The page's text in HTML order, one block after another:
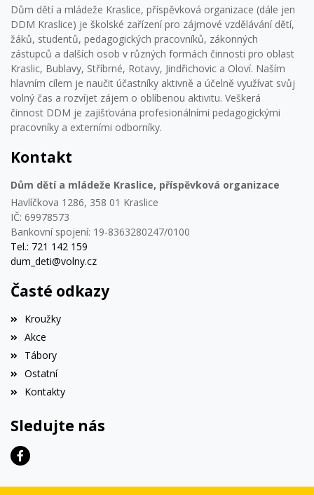
Dům dětí a mládeže Kraslice, příspěvková organizace (dále jen
DDM Kraslice) je školské zařízení pro zájmové vzdělávání dětí,
žáků, studentů, pedagogických pracovníků, zákonných
zástupců a dalších osob v různých formách činnosti pro oblast
Kraslic, Bublavy, Stříbrné, Rotavy, Jindřichovic a Oloví. Naším
hlavním cílem je naučit účastníky aktivně a účelně využívat svůj
volný čas a rozvíjet zájem o oblíbenou aktivitu. Veškerá
činnost DDM je zajišťována profesionálními pedagogickými
pracovníky a externími odborníky.
Kontakt
Dům dětí a mládeže Kraslice, příspěvková organizace
Havlíčkova 1286, 358 01 Kraslice
IČ: 69978573
Bankovní spojení: 19-8363280247/0100
Tel.: 721 142 159
dum_deti@volny.cz
Časté odkazy
Kroužky
Akce
Tábory
Ostatní
Kontakty
Sledujte nás